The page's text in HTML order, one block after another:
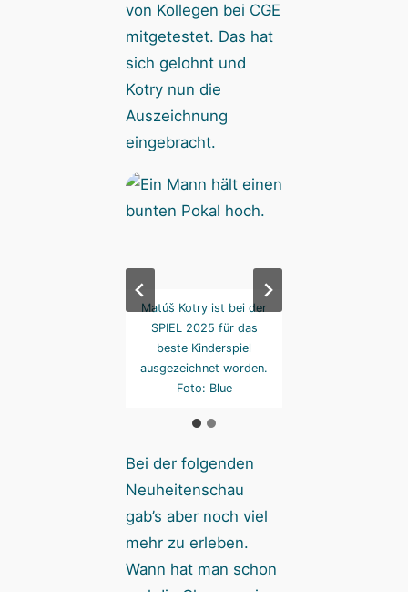
von Kollegen bei CGE
mitgetestet. Das hat
sich gelohnt und
Kotry nun die
Auszeichnung
eingebracht.
Matúš Kotry ist bei der
SPIEL 2025 für das
beste Kinderspiel
ausgezeichnet worden.
Foto: Blue
Bei der folgenden
Neuheitenschau
gab’s aber noch viel
mehr zu erleben.
Wann hat man schon